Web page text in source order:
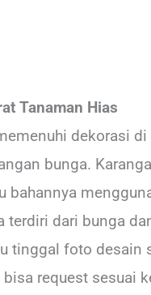
Tanaman Hias
dekorasi
bunga.
dari bunga
tinggal foto desain
request sesuai